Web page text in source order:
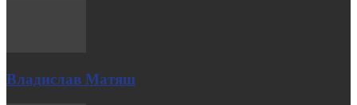
Владислав Матяш